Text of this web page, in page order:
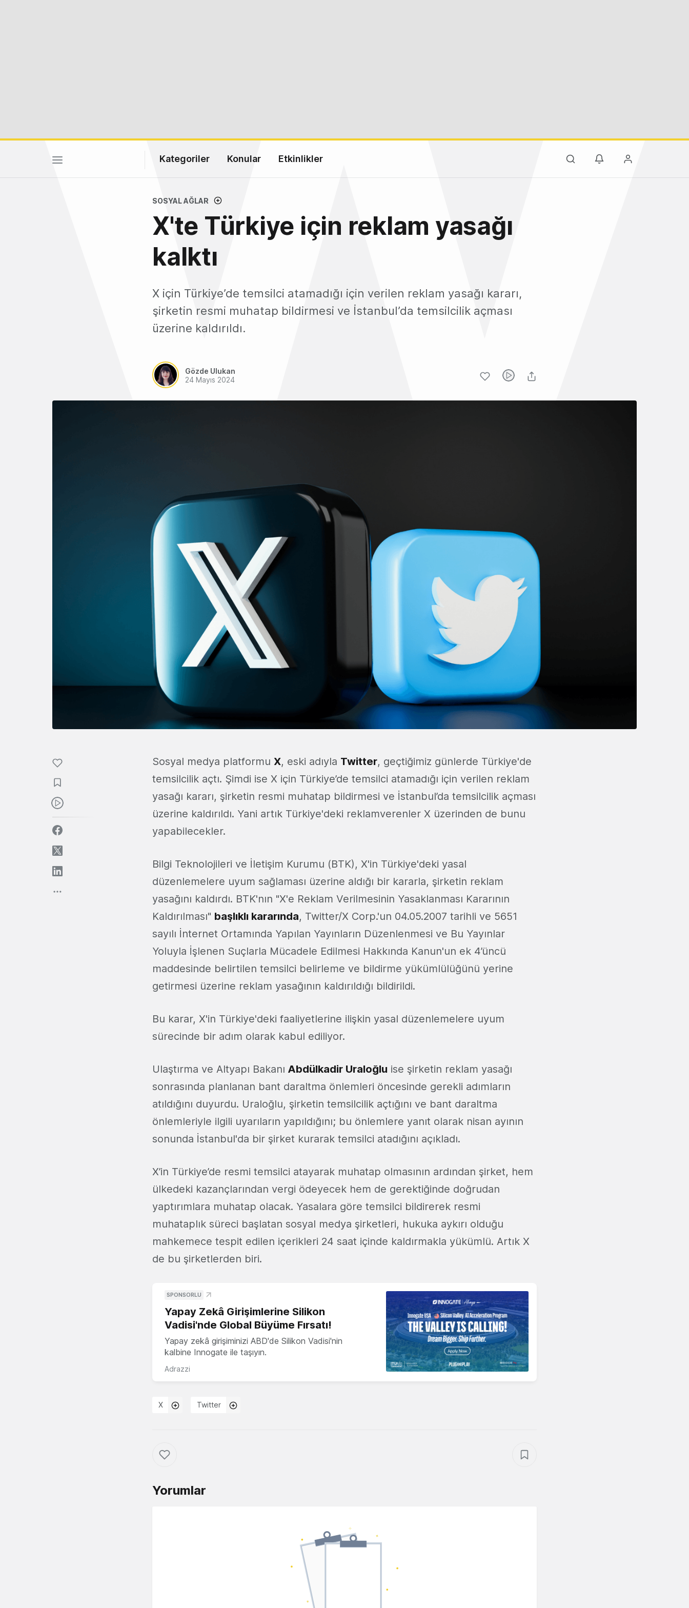
Kategoriler Konular Etkinlikler
SOSYAL AĞLAR
X'te Türkiye için reklam yasağı
kalktı
X için Türkiye’de temsilci atamadığı için verilen reklam yasağı kararı,
şirketin resmi muhatap bildirmesi ve İstanbul’da temsilcilik açması
üzerine kaldırıldı.
Gözde Ulukan
24 Mayıs 2024
Sosyal medya platformu X, eski adıyla Twitter, geçtiğimiz günlerde Türkiye'de
temsilcilik açtı. Şimdi ise X için Türkiye’de temsilci atamadığı için verilen reklam
yasağı kararı, şirketin resmi muhatap bildirmesi ve İstanbul’da temsilcilik açması
üzerine kaldırıldı. Yani artık Türkiye'deki reklamverenler X üzerinden de bunu
yapabilecekler.
Bilgi Teknolojileri ve İletişim Kurumu (BTK), X'in Türkiye'deki yasal
düzenlemelere uyum sağlaması üzerine aldığı bir kararla, şirketin reklam
yasağını kaldırdı. BTK'nın "X'e Reklam Verilmesinin Yasaklanması Kararının
Kaldırılması" başlıklı kararında, Twitter/X Corp.'un 04.05.2007 tarihli ve 5651
sayılı İnternet Ortamında Yapılan Yayınların Düzenlenmesi ve Bu Yayınlar
Yoluyla İşlenen Suçlarla Mücadele Edilmesi Hakkında Kanun'un ek 4’üncü
maddesinde belirtilen temsilci belirleme ve bildirme yükümlülüğünü yerine
getirmesi üzerine reklam yasağının kaldırıldığı bildirildi.
Bu karar, X'in Türkiye'deki faaliyetlerine ilişkin yasal düzenlemelere uyum
sürecinde bir adım olarak kabul ediliyor.
Ulaştırma ve Altyapı Bakanı Abdülkadir Uraloğlu ise şirketin reklam yasağı
sonrasında planlanan bant daraltma önlemleri öncesinde gerekli adımların
atıldığını duyurdu. Uraloğlu, şirketin temsilcilik açtığını ve bant daraltma
önlemleriyle ilgili uyarıların yapıldığını; bu önlemlere yanıt olarak nisan ayının
sonunda İstanbul'da bir şirket kurarak temsilci atadığını açıkladı.
X’in Türkiye’de resmi temsilci atayarak muhatap olmasının ardından şirket, hem
ülkedeki kazançlarından vergi ödeyecek hem de gerektiğinde doğrudan
yaptırımlara muhatap olacak. Yasalara göre temsilci bildirerek resmi
muhataplık süreci başlatan sosyal medya şirketleri, hukuka aykırı olduğu
mahkemece tespit edilen içerikleri 24 saat içinde kaldırmakla yükümlü. Artık X
de bu şirketlerden biri.
SPONSORLU
Yapay Zekâ Girişimlerine Silikon
Vadisi'nde Global Büyüme Fırsatı!
Yapay zekâ girişiminizi ABD'de Silikon Vadisi'nin
kalbine Innogate ile taşıyın.
Adrazzi
X Twitter
Yorumlar